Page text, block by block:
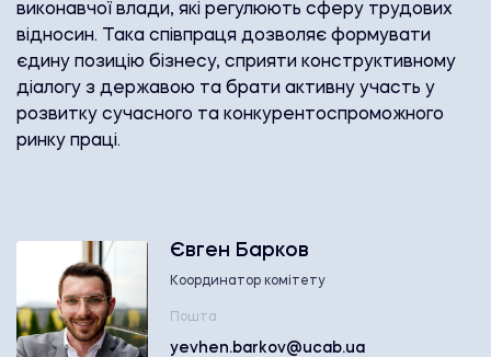
виконавчої влади, які регулюють сферу трудових
відносин. Така співпраця дозволяє формувати
єдину позицію бізнесу, сприяти конструктивному
діалогу з державою та брати активну участь у
розвитку сучасного та конкурентоспроможного
ринку праці.
Євген Барков
Координатор комітету
Пошта
yevhen.barkov@ucab.ua